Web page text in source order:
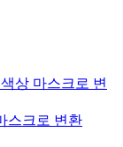
상 마스크로 변
스크로 변환